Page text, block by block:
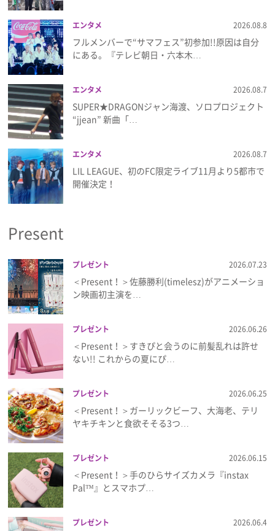
利用規約
お問い合わせ
エンタメ 2026.08.8
フルメンバーで“サマフェス”初参加!!原因は自分
にある。『テレビ朝日・六本木…
エンタメ 2026.08.7
SUPER★DRAGONジャン海渡、ソロプロジェクト
“jjean” 新曲「…
エンタメ 2026.08.7
LIL LEAGUE、初のFC限定ライブ11月より5都市で
開催決定！
Present
プレゼント 2026.07.23
＜Present！＞佐藤勝利(timelesz)がアニメーショ
ン映画初主演を…
プレゼント 2026.06.26
＜Present！＞すきぴと会うのに前髪乱れは許せ
ない!! これからの夏にぴ…
プレゼント 2026.06.25
＜Present！＞ガーリックビーフ、大海老、テリ
ヤキチキンと食欲そそる3つ…
プレゼント 2026.06.15
＜Present！＞手のひらサイズカメラ『instax
Pal™』とスマホプ…
プレゼント 2026.06.4